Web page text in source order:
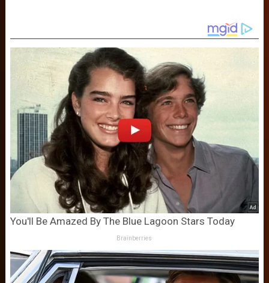
You'll Be Amazed By The Blue Lagoon Stars Today
Brainberries